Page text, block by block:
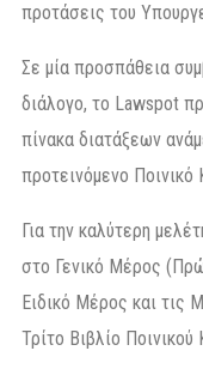
προτάσεις του
Σε μία προσπάθεια
διάλογο, το Lawspot
πίνακα διατάξεων
προτεινόμενο Ποινικό
Για την καλύτερη
στο Γενικό Μέρος
Ειδικό Μέρος και τις
Τρίτο Βιβλίο Ποινικού